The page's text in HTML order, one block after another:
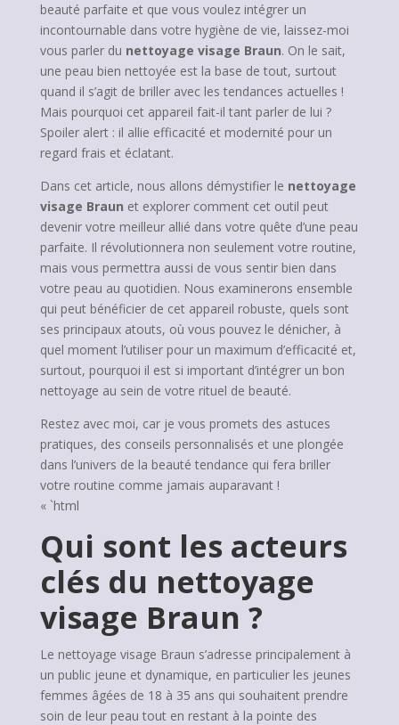
beauté parfaite et que vous voulez intégrer un
incontournable dans votre hygiène de vie, laissez-moi
vous parler du nettoyage visage Braun. On le sait,
une peau bien nettoyée est la base de tout, surtout
quand il s’agit de briller avec les tendances actuelles !
Mais pourquoi cet appareil fait-il tant parler de lui ?
Spoiler alert : il allie efficacité et modernité pour un
regard frais et éclatant.
Dans cet article, nous allons démystifier le nettoyage
visage Braun et explorer comment cet outil peut
devenir votre meilleur allié dans votre quête d’une peau
parfaite. Il révolutionnera non seulement votre routine,
mais vous permettra aussi de vous sentir bien dans
votre peau au quotidien. Nous examinerons ensemble
qui peut bénéficier de cet appareil robuste, quels sont
ses principaux atouts, où vous pouvez le dénicher, à
quel moment l’utiliser pour un maximum d’efficacité et,
surtout, pourquoi il est si important d’intégrer un bon
nettoyage au sein de votre rituel de beauté.
Restez avec moi, car je vous promets des astuces
pratiques, des conseils personnalisés et une plongée
dans l’univers de la beauté tendance qui fera briller
votre routine comme jamais auparavant !
« `html
Qui sont les acteurs
clés du nettoyage
visage Braun ?
Le nettoyage visage Braun s’adresse principalement à
un public jeune et dynamique, en particulier les jeunes
femmes âgées de 18 à 35 ans qui souhaitent prendre
soin de leur peau tout en restant à la pointe des